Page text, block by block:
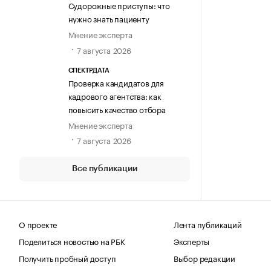
Судорожные приступы: что
нужно знать пациенту
Мнение эксперта
7 августа 2026
СПЕКТРДАТА
Проверка кандидатов для
кадрового агентства: как
повысить качество отбора
Мнение эксперта
7 августа 2026
Все публикации
О проекте
Поделиться новостью на РБК
Получить пробный доступ
Лента публикаций
Эксперты
Выбор редакции